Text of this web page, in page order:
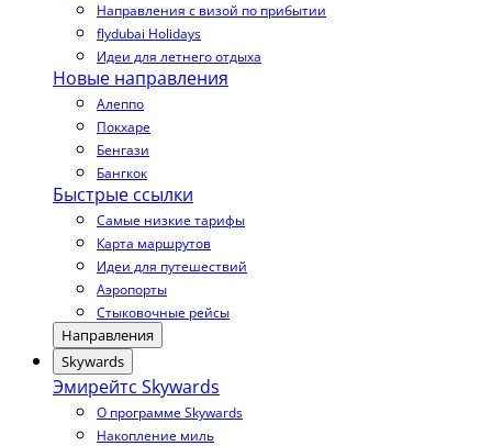
Направления с визой по прибытии
flydubai Holidays
Идеи для летнего отдыха
Новые направления
Алеппо
Покхаре
Бенгази
Бангкок
Быстрые ссылки
Самые низкие тарифы
Карта маршрутов
Идеи для путешествий
Аэропорты
Стыковочные рейсы
Направления
Skywards
Эмирейтс Skywards
О программе Skywards
Накопление миль